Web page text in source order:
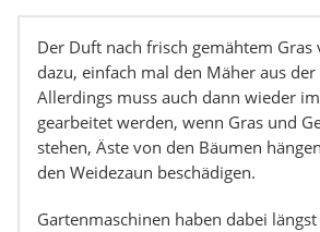
Der Duft nach frisch gemähtem Gras
dazu, einfach mal den Mäher aus der
Allerdings muss auch dann wieder
gearbeitet werden, wenn Gras und
stehen, Äste von den Bäumen
den Weidezaun beschädigen.
Gartenmaschinen haben dabei längst